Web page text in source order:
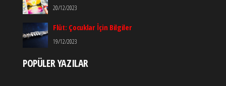
20/12/2023
Flüt: Çocuklar İçin Bilgiler
19/12/2023
POPÜLER YAZILAR